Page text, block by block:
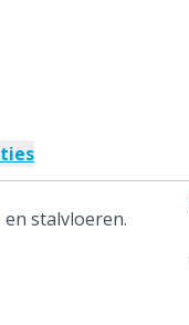
stalvloeren.